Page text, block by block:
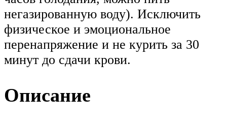
негазированную воду). Исключить
физическое и эмоциональное
перенапряжение и не курить за 30
минут до сдачи крови.
Описание